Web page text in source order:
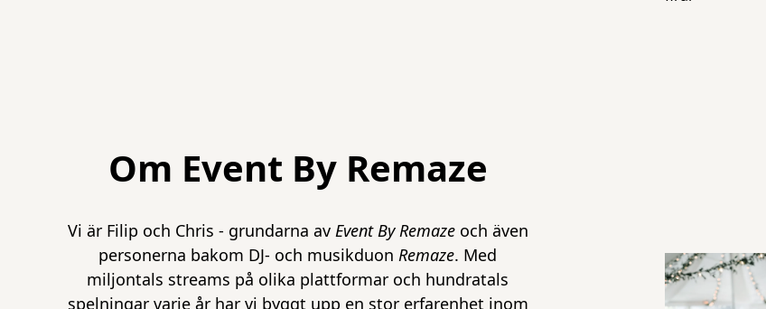
Om Event By Remaze
Vi är Filip och Chris - grundarna av Event By Remazeoch även
personerna bakom DJ- och musikduonRemaze. Med
miljontals streams på olika plattformar och hundratals
spelningar varje år har vi byggt upp en stor erfarenhet inom